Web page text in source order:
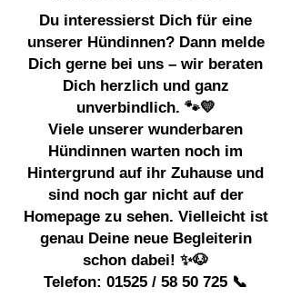
Du interessierst Dich für eine
unserer Hündinnen? Dann melde
Dich gerne bei uns – wir beraten
Dich herzlich und ganz
unverbindlich. 🐾💛
Viele unserer wunderbaren
Hündinnen warten noch im
Hintergrund auf ihr Zuhause und
sind noch gar nicht auf der
Homepage zu sehen. Vielleicht ist
genau Deine neue Begleiterin
schon dabei! ✨🐶
Telefon: 01525 / 58 50 725 📞